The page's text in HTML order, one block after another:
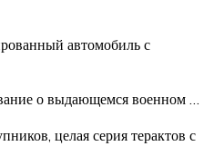
автомобиль с
о выдающемся военном
целая серия терактов с